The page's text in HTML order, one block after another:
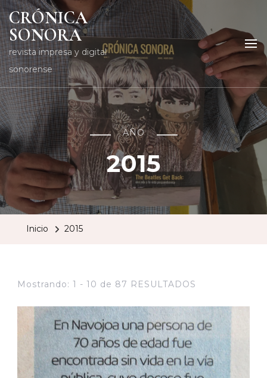
CRÓNICA
SONORA
revista impresa y digital
sonorense
AÑO
2015
Inicio 2015
Mostrando: 1 - 10 de 87 RESULTADOS